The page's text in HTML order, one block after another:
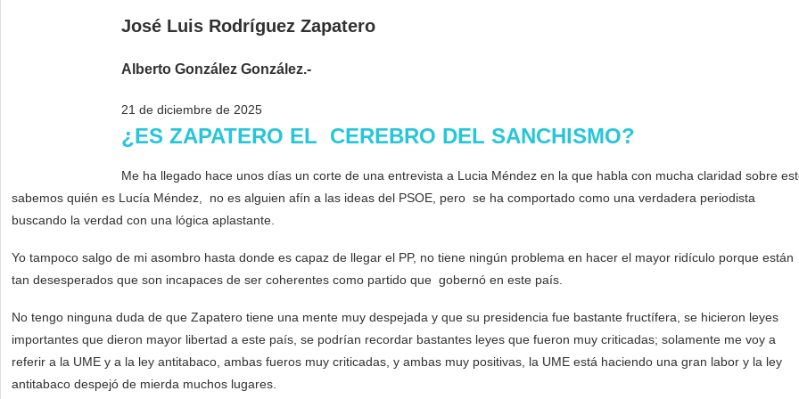
José Luis Rodríguez Zapatero
Alberto González González.-
21 de diciembre de 2025
¿ES ZAPATERO EL CEREBRO DEL SANCHISMO?
Me ha llegado hace unos días un corte de una entrevista a Lucia Méndez en la que habla con mucha claridad sobre
sabemos quién es Lucía Méndez, no es alguien afín a las ideas del PSOE, pero se ha comportado como una verdadera periodista
buscando la verdad con una lógica aplastante.
Yo tampoco salgo de mi asombro hasta donde es capaz de llegar el PP, no tiene ningún problema en hacer el mayor ridículo porque están
tan desesperados que son incapaces de ser coherentes como partido que gobernó en este país.
No tengo ninguna duda de que Zapatero tiene una mente muy despejada y que su presidencia fue bastante fructífera, se hicieron leyes
importantes que dieron mayor libertad a este país, se podrían recordar bastantes leyes que fueron muy criticadas; solamente me voy a
referir a la UME y a la ley antitabaco, ambas fueros muy criticadas, y ambas muy positivas, la UME está haciendo una gran labor y la ley
antitabaco despejó de mierda muchos lugares.